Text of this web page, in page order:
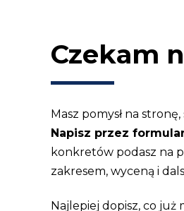
Czekam
Masz pomysł na
Napisz przez
konkretów podasz na
zakresem, wyceną i
Najlepiej dopisz, co już